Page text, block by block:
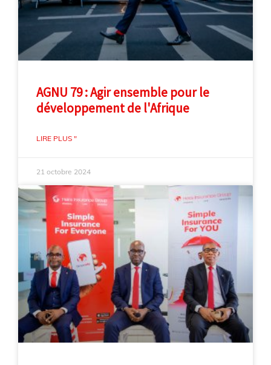
AGNU 79 : Agir ensemble pour le
développement de l'Afrique
LIRE PLUS "
21 octobre 2024